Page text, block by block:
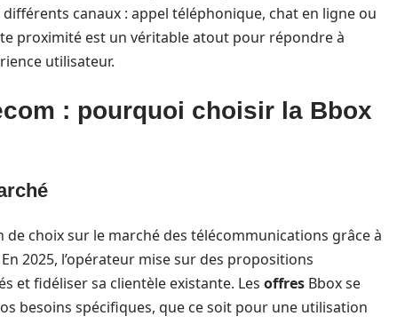
canaux : appel téléphonique, chat en ligne ou
proximité est un véritable atout pour répondre à
utilisateur.
: pourquoi choisir la Bbox
de choix sur le marché des télécommunications grâce à
2025, l’opérateur mise sur des propositions
et fidéliser sa clientèle existante. Les offres Bbox se
besoins spécifiques, que ce soit pour une utilisation